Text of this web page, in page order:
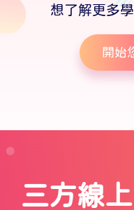
想了解更多
開始
三方線